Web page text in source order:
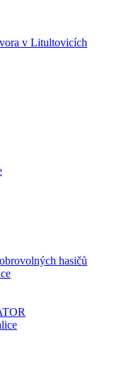
v Litultovicích
hasičů